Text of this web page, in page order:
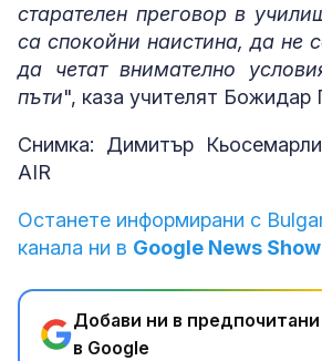
старателен преговор в
са спокойни наистина, да не
да четат внимателно
пъти", каза учителят
Снимка: Димитър
AIR
Останете информирани с
канала ни в Google News
Добави ни в
в Google